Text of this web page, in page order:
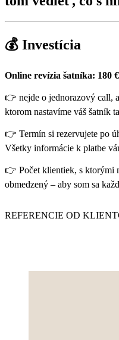
💰 Investícia
Online revízia šatníka: 180 €
👉 nejde o jednorazový call,
ktorom nastavíme váš šatník
👉 Termín si rezervujete po
Všetky informácie k platbe
👉 Počet klientiek, s ktorými
obmedzený – aby som sa
REFERENCIE OD